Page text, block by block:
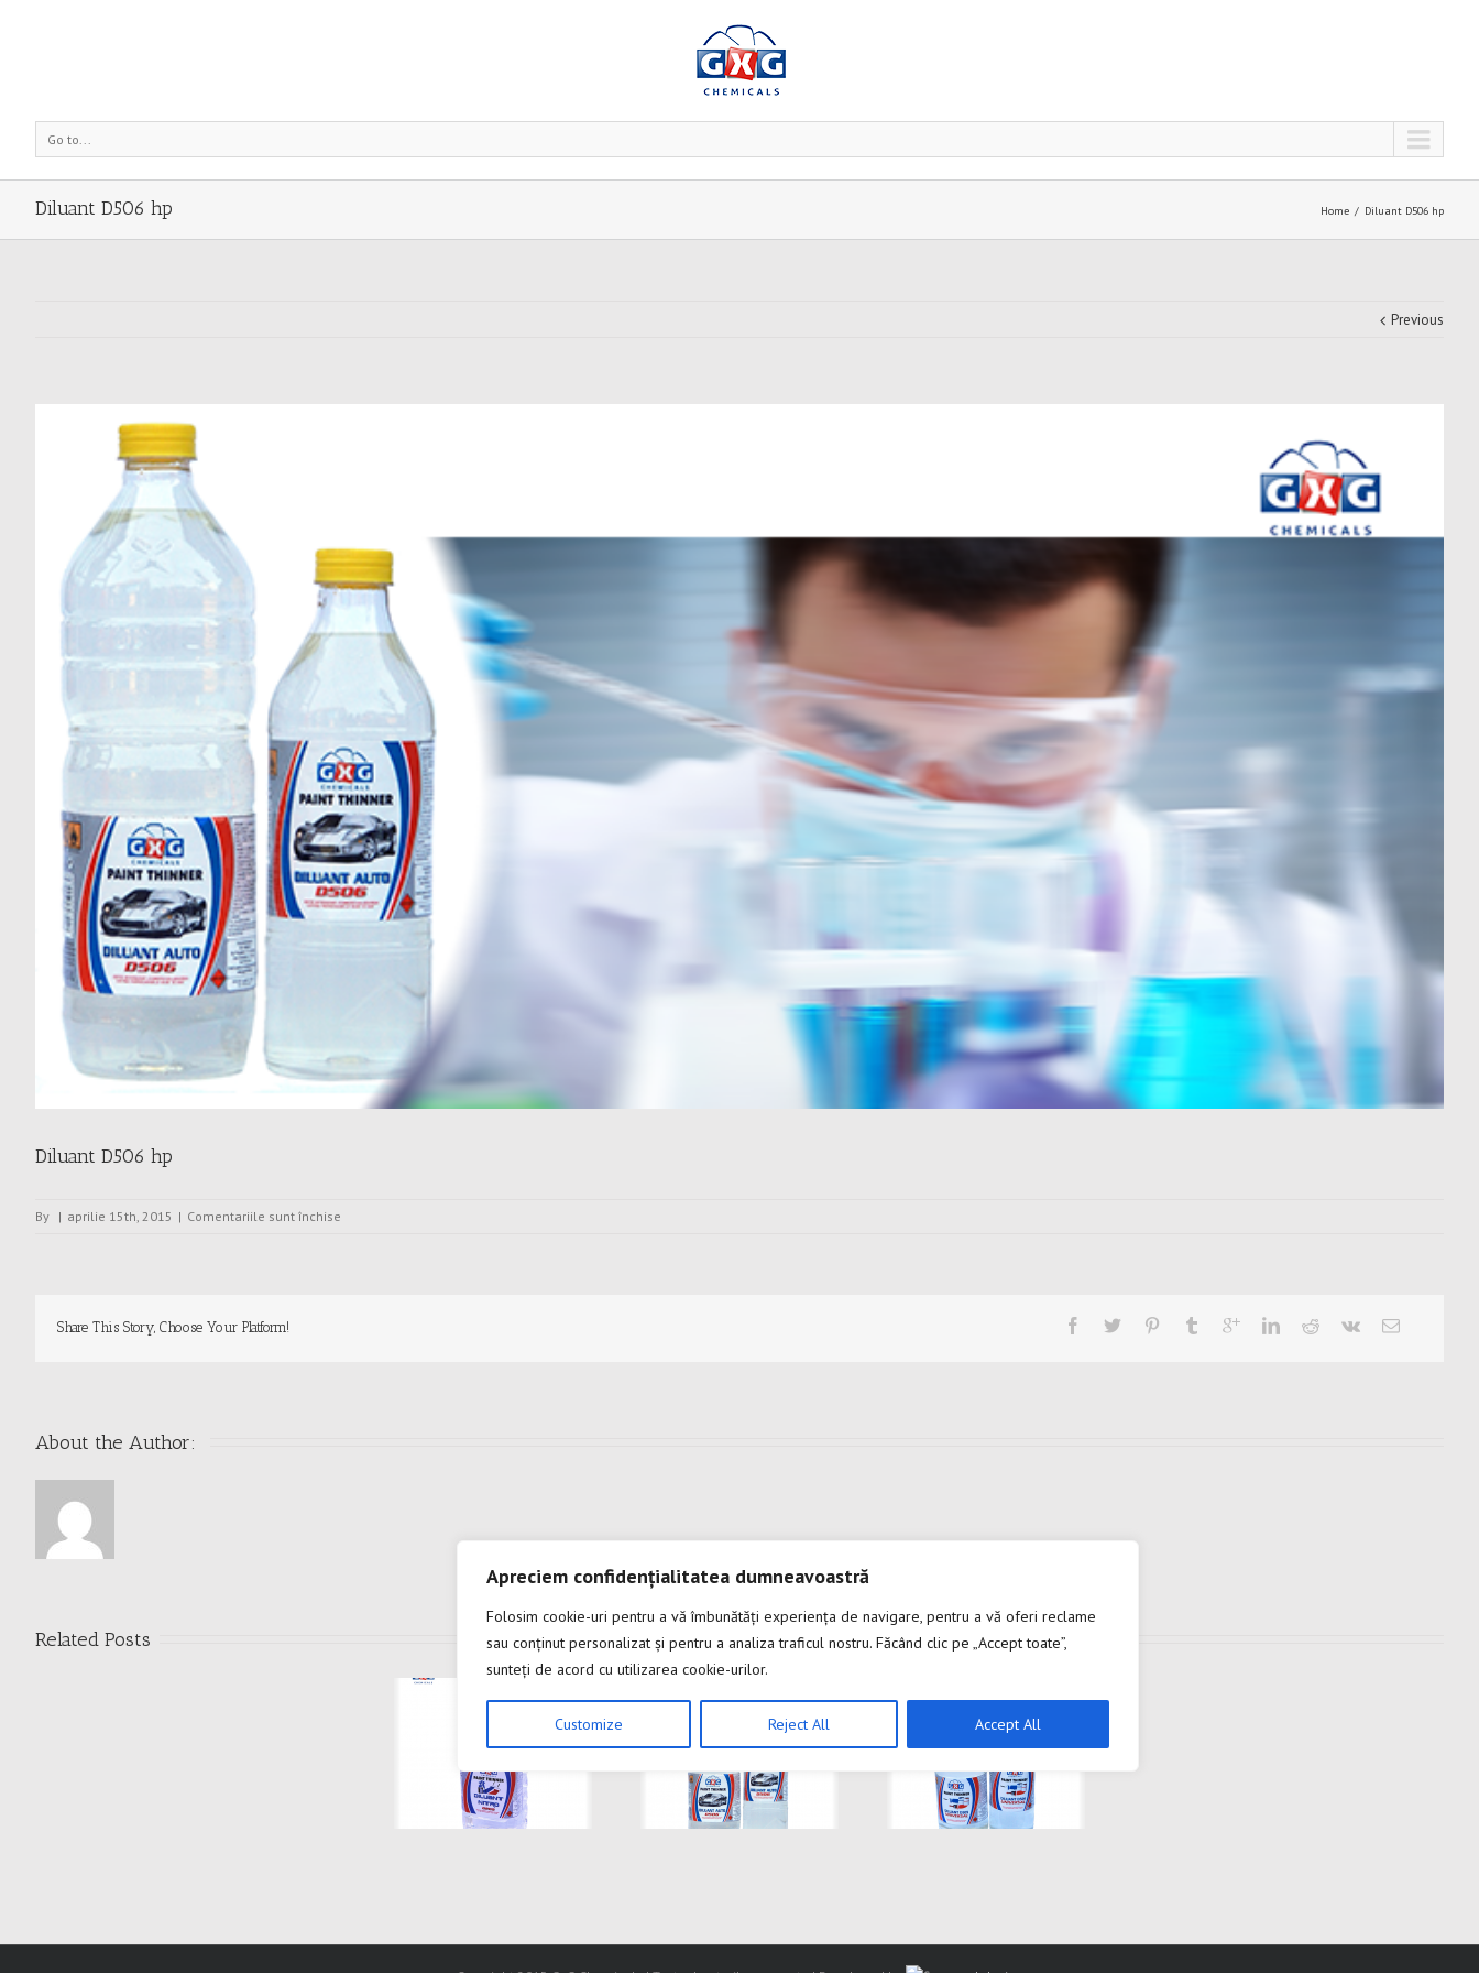
Apreciem confidențialitatea dumneavoastră
Folosim cookie-uri pentru a vă îmbunătăți experiența de navigare, pentru a vă oferi reclame
sau conținut personalizat și pentru a analiza traficul nostru. Făcând clic pe „Accept toate”,
sunteți de acord cu utilizarea cookie-urilor.
Customize Reject All Accept All
Go to...
Diluant D506 hp Home Diluant D506 hp
Previous
Diluant D506 hp
By | aprilie 15th, 2015 | Comentariile sunt închise
Share This Story, Choose Your Platform!
About the Author:
Related Posts
DILUANT D506 Diluant D509